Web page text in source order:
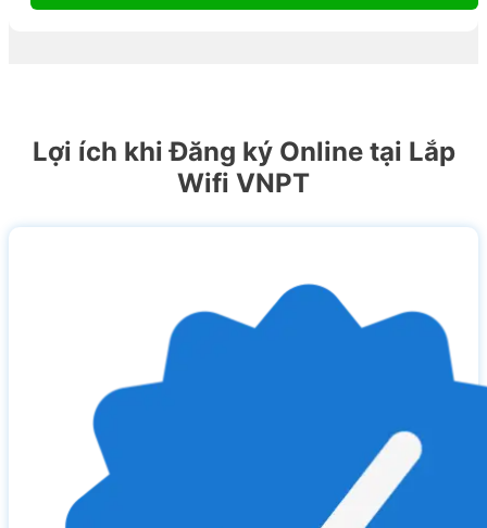
Lợi ích khi Đăng ký Online tại Lắp
Wifi VNPT